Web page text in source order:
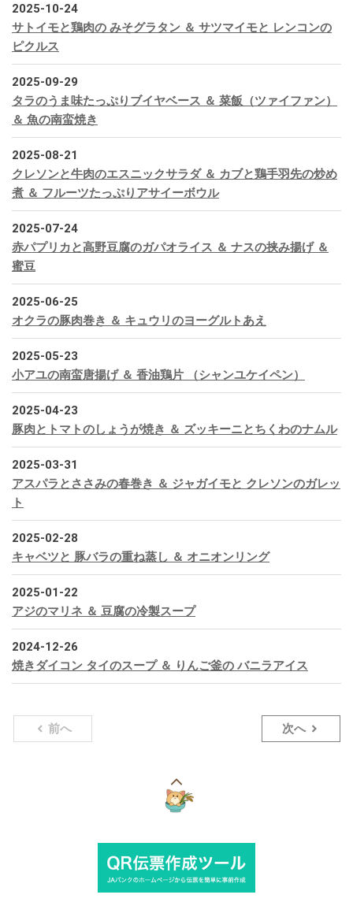
2025-10-24
サトイモと鶏肉の みそグラタン ＆ サツマイモと レンコンの
ピクルス
2025-09-29
タラのうま味たっぷりブイヤベース ＆ 菜飯（ツァイファン）
＆ 魚の南蛮焼き
2025-08-21
クレソンと牛肉のエスニックサラダ ＆ カブと鶏手羽先の炒め
煮 ＆ フルーツたっぷりアサイーボウル
2025-07-24
赤パプリカと高野豆腐のガパオライス ＆ ナスの挟み揚げ ＆
蜜豆
2025-06-25
オクラの豚肉巻き ＆ キュウリのヨーグルトあえ
2025-05-23
小アユの南蛮唐揚げ ＆ 香油鶏片 （シャンユケイペン）
2025-04-23
豚肉とトマトのしょうが焼き ＆ ズッキーニとちくわのナムル
2025-03-31
アスパラとささみの春巻き ＆ ジャガイモと クレソンのガレッ
ト
2025-02-28
キャベツと 豚バラの重ね蒸し ＆ オニオンリング
2025-01-22
アジのマリネ ＆ 豆腐の冷製スープ
2024-12-26
焼きダイコン タイのスープ ＆ りんご釜の バニラアイス
前へ 次へ
上
部